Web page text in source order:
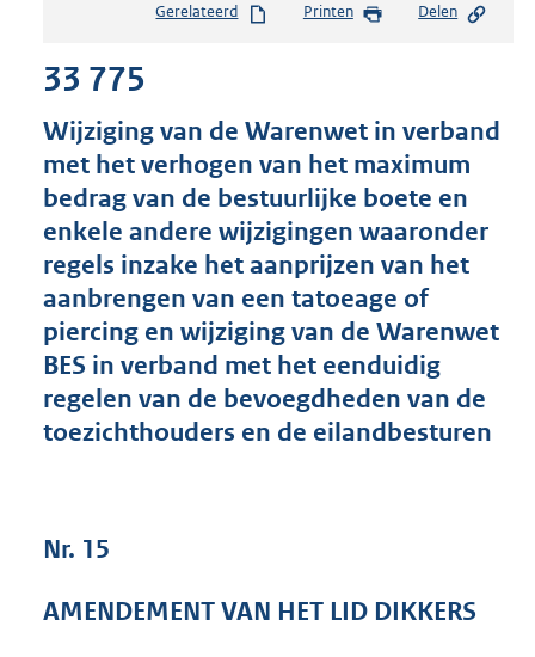
s
s
g
r
o
t
t
:
3
8
b
Gerelateerd Printen Delen
33 775
Wijziging van de Warenwet in verband
met het verhogen van het maximum
bedrag van de bestuurlijke boete en
enkele andere wijzigingen waaronder
regels inzake het aanprijzen van het
aanbrengen van een tatoeage of
piercing en wijziging van de Warenwet
BES in verband met het eenduidig
regelen van de bevoegdheden van de
toezichthouders en de eilandbesturen
Nr. 15
AMENDEMENT VAN HET LID DIKKERS